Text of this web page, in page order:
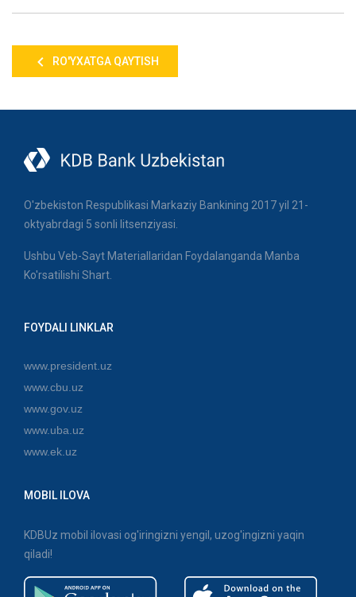
RO'YXATGA QAYTISH
O'zbekiston Respublikasi Markaziy Bankining 2017 yil 21-
oktyabrdagi 5 sonli litsenziyasi.
Ushbu Veb-Sayt Materiallaridan Foydalanganda Manba
Ko'rsatilishi Shart.
FOYDALI LINKLAR
www.president.uz
www.cbu.uz
www.gov.uz
www.uba.uz
www.ek.uz
MOBIL ILOVA
KDBUz mobil ilovasi og'iringizni yengil, uzog'ingizni yaqin
qiladi!